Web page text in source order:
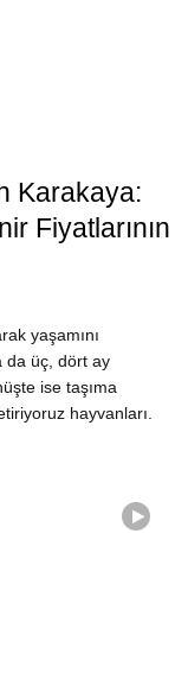
Karakaya:
Fiyatlarının
yaşamını
da üç, dört ay
ise taşıma
hayvanları.